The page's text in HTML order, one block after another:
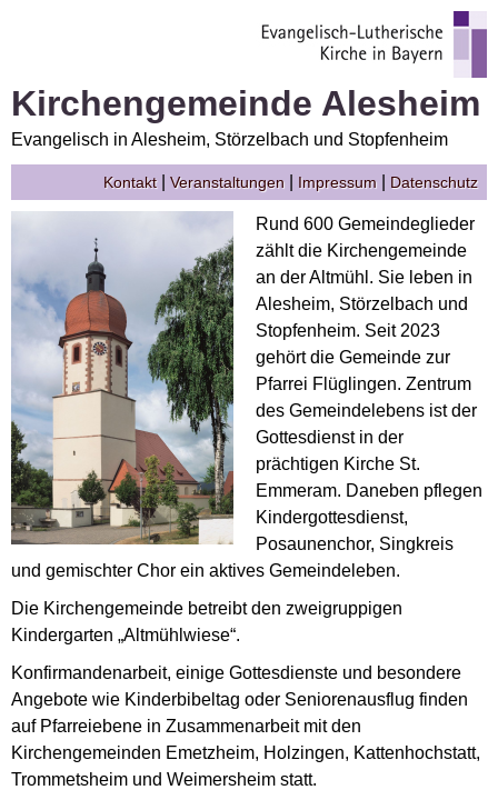
Kirchengemeinde Alesheim
Evangelisch in Alesheim, Störzelbach und Stopfenheim
Kontakt| Veranstaltungen Impressum Datenschutz
Rund 600 Gemeindeglieder
zählt die Kirchengemeinde
an der Altmühl. Sie leben in
Alesheim, Störzelbach und
Stopfenheim. Seit 2023
gehört die Gemeinde zur
Pfarrei Flüglingen. Zentrum
des Gemeindelebens ist der
Gottesdienst in der
prächtigen Kirche St.
Emmeram. Daneben pflegen
Kindergottesdienst,
Posaunenchor, Singkreis
und gemischter Chor ein aktives Gemeindeleben.
Die Kirchengemeinde betreibt den zweigruppigen
Kindergarten „Altmühlwiese“.
Konfirmandenarbeit, einige Gottesdienste und besondere
Angebote wie Kinderbibeltag oder Seniorenausflug finden
auf Pfarreiebene in Zusammenarbeit mit den
Kirchengemeinden Emetzheim, Holzingen, Kattenhochstatt,
Trommetsheim und Weimersheim statt.